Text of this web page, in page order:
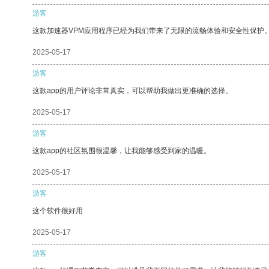
游客
这款加速器VPM应用程序已经为我们带来了无限的流畅体验和安全性保护
2025-05-17
游客
这款app的用户评论非常真实，可以帮助我做出更准确的选择。
2025-05-17
游客
这款app的社区氛围很温馨，让我能够感受到家的温暖。
2025-05-17
游客
这个软件很好用
2025-05-17
游客